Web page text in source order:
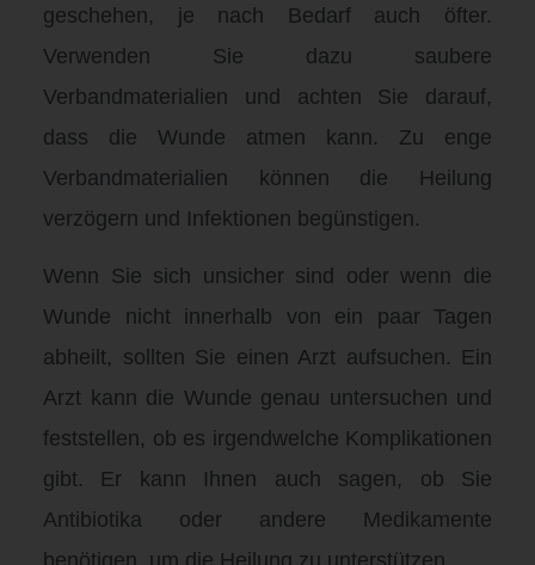
geschehen, je nach Bedarf auch öfter.
Verwenden Sie dazu saubere
Verbandmaterialien und achten Sie darauf,
dass die Wunde atmen kann. Zu enge
Verbandmaterialien können die Heilung
verzögern und Infektionen begünstigen.
Wenn Sie sich unsicher sind oder wenn die
Wunde nicht innerhalb von ein paar Tagen
abheilt, sollten Sie einen Arzt aufsuchen. Ein
Arzt kann die Wunde genau untersuchen und
feststellen, ob es irgendwelche Komplikationen
gibt. Er kann Ihnen auch sagen, ob Sie
Antibiotika oder andere Medikamente